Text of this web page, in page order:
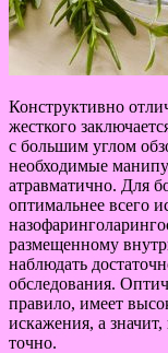
Конструктивно
жесткого
с большим углом
необходимые
атравматично. Для
оптимальнее всего
размещенному
наблюдать
обследования.
правило, имеет
искажения, а значит,
точно.